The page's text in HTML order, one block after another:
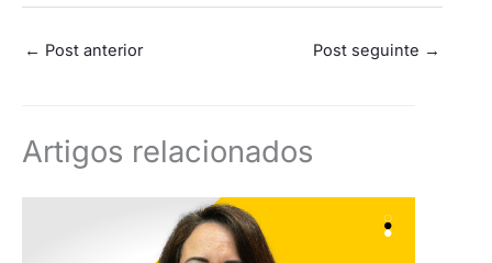
← Post anterior Post seguinte →
Artigos relacionados